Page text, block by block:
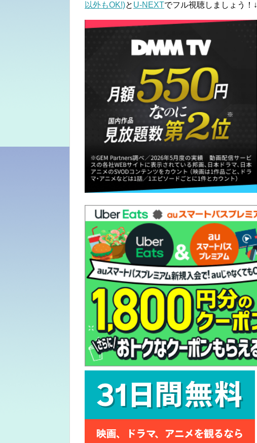
以外もOK!)と U-NEXTでフル視聴しましょう！↓